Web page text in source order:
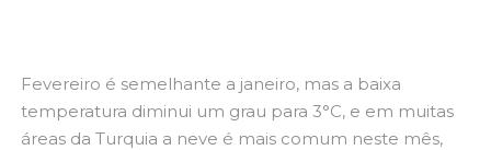
Fevereiro é semelhante a janeiro, mas a baixa
temperatura diminui um grau para 3°C, e em muitas
áreas da Turquia a neve é ​​mais comum neste mês,